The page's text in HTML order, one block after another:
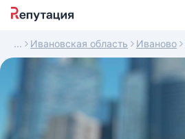
Ивановская область Иваново